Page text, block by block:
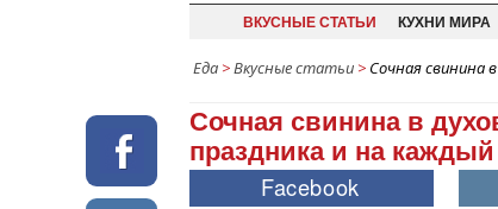
ВКУСНЫЕ СТАТЬИ КУХНИ МИРА
Еда >Вкусные статьи > Сочная свинина
Сочная свинина в
праздника и на